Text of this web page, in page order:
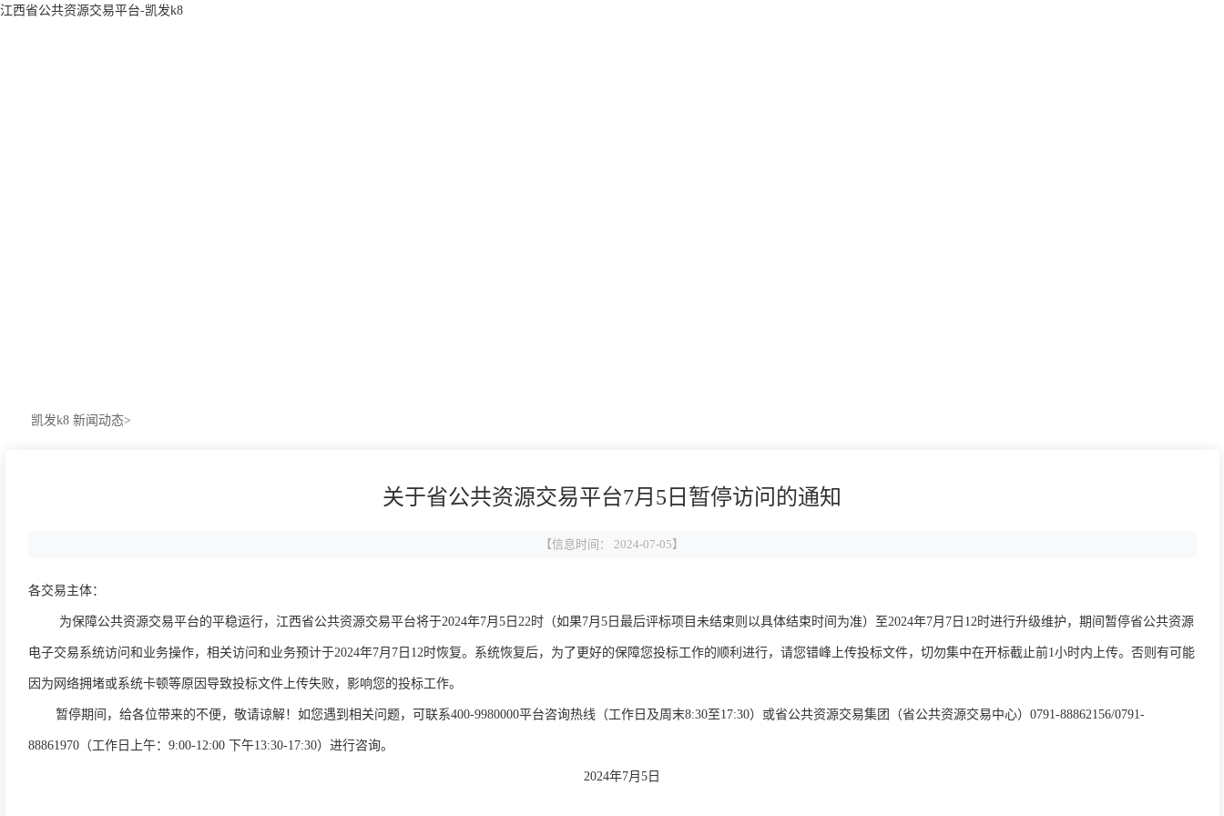
江西省公共资源交易平台-凯发k8
凯发k8 新闻动态>
关于省公共资源交易平台7月5日暂停访问的通知
【信息时间： 2024-07-05】
各交易主体：
为保障公共资源交易平台的平稳运行，江西省公共资源交易平台将于2024年7月5日22时（如果7月5日最后评标项目未结束则以具体结束时间为准）至2024年7月7日12时进行升级维护，期间暂停省公共资源
电子交易系统访问和业务操作，相关访问和业务预计于2024年7月7日12时恢复。系统恢复后，为了更好的保障您投标工作的顺利进行，请您错峰上传投标文件，切勿集中在开标截止前1小时内上传。否则有可能
因为网络拥堵或系统卡顿等原因导致投标文件上传失败，影响您的投标工作。
暂停期间，给各位带来的不便，敬请谅解！如您遇到相关问题，可联系400-9980000平台咨询热线（工作日及周末8:30至17:30）或省公共资源交易集团（省公共资源交易中心）0791-88862156/0791-
88861970（工作日上午：9:00-12:00 下午13:30-17:30）进行咨询。
2024年7月5日